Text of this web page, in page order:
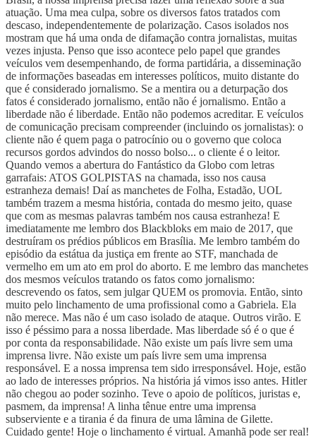
atuação. Uma mea culpa, sobre os diversos fatos tratados com
descaso, independentemente de polarização. Casos isolados nos
mostram que há uma onda de difamação contra jornalistas, muitas
vezes injusta. Penso que isso acontece pelo papel que grandes
veículos vem desempenhando, de forma partidária, a disseminação
de informações baseadas em interesses políticos, muito distante do
que é considerado jornalismo. Se a mentira ou a deturpação dos
fatos é considerado jornalismo, então não é jornalismo. Então a
liberdade não é liberdade. Então não podemos acreditar. E veículos
de comunicação precisam compreender (incluindo os jornalistas): o
cliente não é quem paga o patrocínio ou o governo que coloca
recursos gordos advindos do nosso bolso... o cliente é o leitor.
Quando vemos a abertura do Fantástico da Globo com letras
garrafais: ATOS GOLPISTAS na chamada, isso nos causa
estranheza demais! Daí as manchetes de Folha, Estadão, UOL
também trazem a mesma história, contada do mesmo jeito, quase
que com as mesmas palavras também nos causa estranheza! E
imediatamente me lembro dos Blackbloks em maio de 2017, que
destruíram os prédios públicos em Brasília. Me lembro também do
episódio da estátua da justiça em frente ao STF, manchada de
vermelho em um ato em prol do aborto. E me lembro das manchetes
dos mesmos veículos tratando os fatos como jornalismo:
descrevendo os fatos, sem julgar QUEM os promovia. Então, sinto
muito pelo linchamento de uma profissional como a Gabriela. Ela
não merece. Mas não é um caso isolado de ataque. Outros virão. E
isso é péssimo para a nossa liberdade. Mas liberdade só é o que é
por conta da responsabilidade. Não existe um país livre sem uma
imprensa livre. Não existe um país livre sem uma imprensa
responsável. E a nossa imprensa tem sido irresponsável. Hoje, estão
ao lado de interesses próprios. Na história já vimos isso antes. Hitler
não chegou ao poder sozinho. Teve o apoio de políticos, juristas e,
pasmem, da imprensa! A linha tênue entre uma imprensa
subserviente e a tirania é da finura de uma lâmina de Gilette.
Cuidado gente! Hoje o linchamento é virtual. Amanhã pode ser real!